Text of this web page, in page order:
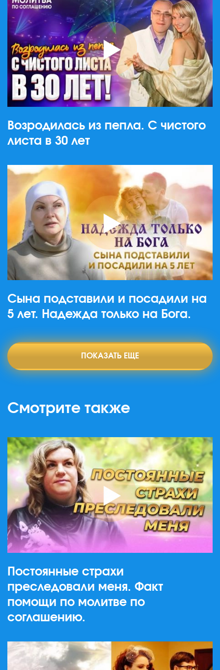
Возродилась из пепла. С чистого
листа в 30 лет
Сына подставили и посадили на
5 лет. Надежда только на Бога.
ПОКАЗАТЬ ЕЩЕ
Смотрите также
Постоянные страхи
преследовали меня. Факт
помощи по молитве по
соглашению.